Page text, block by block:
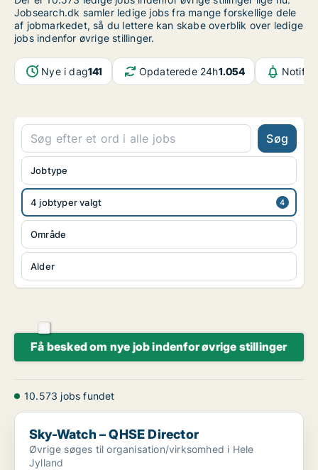
Jobsearch.dk samler ledige jobs fra mange forskellige dele
af jobmarkedet, så du lettere kan skabe overblik over ledige
jobs indenfor øvrige stillinger.
Nye i dag141 Opdaterede 24h1.054
Søg
4 jobtyper valgt
Område
Alder
Jobtype
Få besked om nye job indenfor øvrige stillinger
10.573 jobs fundet
Sky-Watch – QHSE Director
Sky-Watch – QHSE Director
Øvrige søges til organisation/virksomhed i Hele
Jylland